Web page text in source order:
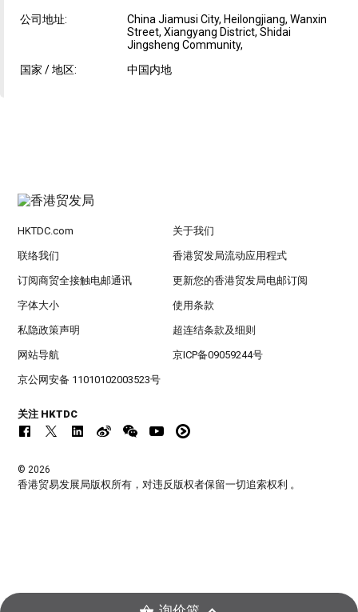
公司地址:
China Jiamusi City, Heilongjiang, Wanxin
Street, Xiangyang District, Shidai
Jingsheng Community,
国家 / 地区:
中国内地
HKTDC.com 关于我们
联络我们 香港贸发局流动应用程式
订阅商贸全接触电邮通讯 更新您的香港贸发局电邮订阅
字体大小 使用条款
私隐政策声明 超连结条款及细则
网站导航 京ICP备09059244号
京公网安备 11010102003523号
关注 HKTDC
© 2026
香港贸易发展局版权所有，对违反版权者保留一切追索权利 。